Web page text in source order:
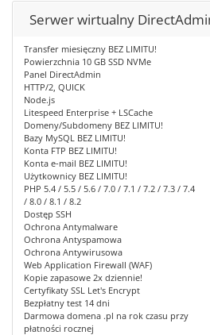
Serwer wirtualny
Transfer miesięczny BEZ LIMITU!
Powierzchnia 10 GB SSD NVMe
Panel DirectAdmin
HTTP/2, QUICK
Node.js
Litespeed Enterprise + LSCache
Domeny/Subdomeny BEZ LIMITU!
Bazy MySQL BEZ LIMITU!
Konta FTP BEZ LIMITU!
Konta e-mail BEZ LIMITU!
Użytkownicy BEZ LIMITU!
PHP 5.4 / 5.5 / 5.6 / 7.0 / 7.1 / 7.2 / 7.3 / 7.4
/ 8.0 / 8.1 / 8.2
Dostęp SSH
Ochrona Antymalware
Ochrona Antyspamowa
Ochrona Antywirusowa
Web Application Firewall (WAF)
Kopie zapasowe 2x dziennie!
Certyfikaty SSL Let's Encrypt
Bezpłatny test 14 dni
Darmowa domena .pl na rok czasu przy
płatności rocznej